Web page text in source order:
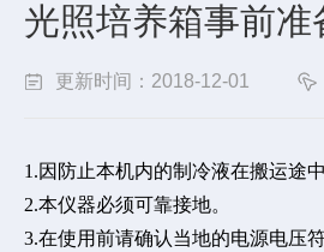
光照培养箱事前准
更新时间：2018-12-01
1.因防止本机内的制冷液在搬运途
2.本仪器必须可靠接地。
3.在使用前请确认当地的电源电压